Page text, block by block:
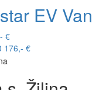
EV Van
€
176,- €